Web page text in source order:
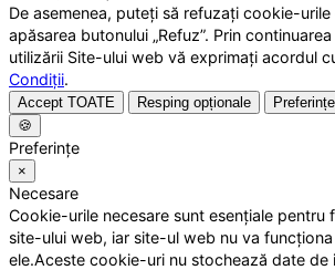
De asemenea, puteți să refuzați cookie-
apăsarea butonului „Refuz”. Prin
utilizării Site-ului web vă exprimați acordul
Condiții.
Accept TOATE Resping opționale
Preferințe
🍪
Preferințe
×
Necesare
Cookie-urile necesare sunt esențiale pentru
site-ului web, iar site-ul web nu va
ele.Aceste cookie-uri nu stochează date de